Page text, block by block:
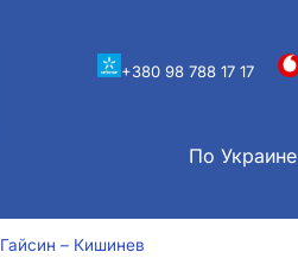
+380 98 788 17 17
По Украине
Гайсин – Кишинев